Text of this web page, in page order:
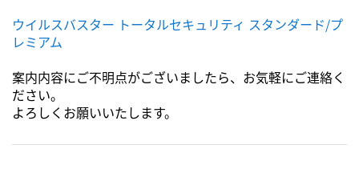
ウイルスバスター トータルセキュリティ スタンダード/プ
レミアム
案内内容にご不明点がございましたら、お気軽にご連絡く
ださい。
よろしくお願いいたします。